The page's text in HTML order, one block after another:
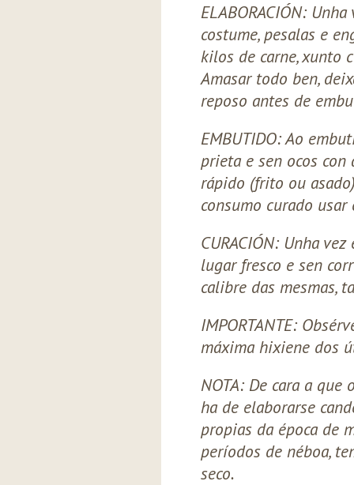
ELABORACIÓN:
costume, pesalas e
kilos de carne, xunto
Amasar todo ben,
reposo antes de
EMBUTIDO: Ao
prieta e sen ocos con
rápido (frito ou
consumo curado
CURACIÓN: Unha
lugar fresco e sen
calibre das mesmas,
IMPORTANTE:
máxima hixiene dos
NOTA: De cara a que
ha de elaborarse
propias da época de
períodos de néboa,
seco.